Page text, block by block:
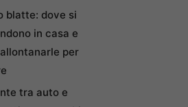
blatte: dove si
in casa e
per
tra auto e